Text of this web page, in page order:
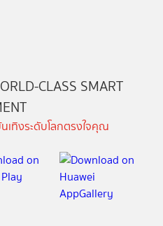
CLASS SMART
ทิงระดับโลกตรงใจคุณ